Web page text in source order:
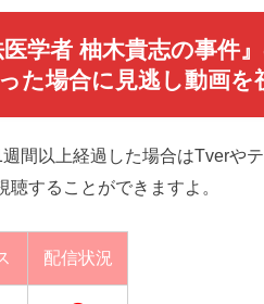
医学者 柚木貴志の事件
た場合に見逃し動画を
間以上経過した場合はTverや
聴することができますよ。
配信状況